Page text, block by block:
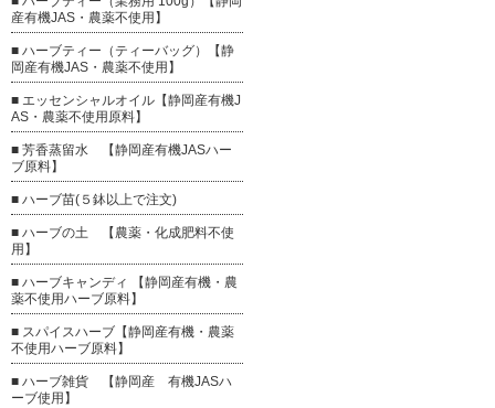
産有機JAS・農薬不使用】
■ ハーブティー（ティーバッグ）【静
岡産有機JAS・農薬不使用】
■ エッセンシャルオイル【静岡産有機J
AS・農薬不使用原料】
■ 芳香蒸留水 【静岡産有機JASハー
ブ原料】
■ ハーブ苗(５鉢以上で注文)
■ ハーブの土 【農薬・化成肥料不使
用】
■ ハーブキャンディ 【静岡産有機・農
薬不使用ハーブ原料】
■ スパイスハーブ【静岡産有機・農薬
不使用ハーブ原料】
■ ハーブ雑貨 【静岡産 有機JASハ
ーブ使用】